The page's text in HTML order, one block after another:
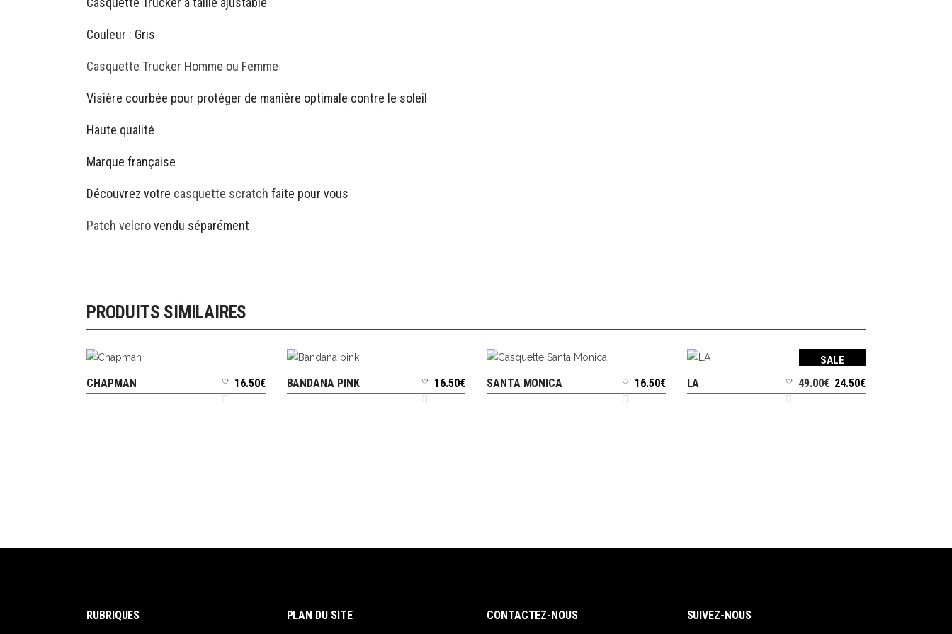
Couleur : Gris
Casquette Trucker Homme ou Femme
Visière courbée pour protéger de manière optimale contre le soleil
Haute qualité
Marque française
Découvrez votre casquette scratch faite pour vous
Patch velcrovendu séparément
PRODUITS SIMILAIRES
AJOUTER AU PANIER
CHAPMAN 16.50€ AJOUTER AU PANIER
BANDANA PINK 16.50€ AJOUTER AU PANIER
SANTA MONICA 16.50€
SALE
AJOUTER AU PANIER
LA 49.00€ Le
prix
24.50€Le
prix
RUBRIQUES PLAN DU SITE CONTACTEZ-NOUS SUIVEZ-NOUS